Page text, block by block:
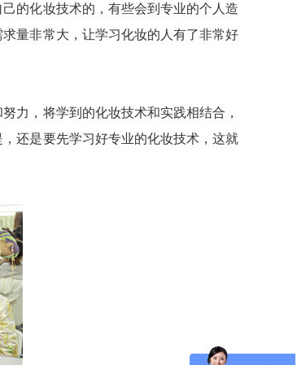
的化妆技术的，有些会到专业的个人造
量非常大，让学习化妆的人有了非常好
，将学到的化妆技术和实践相结合，
还是要先学习好专业的化妆技术，这就